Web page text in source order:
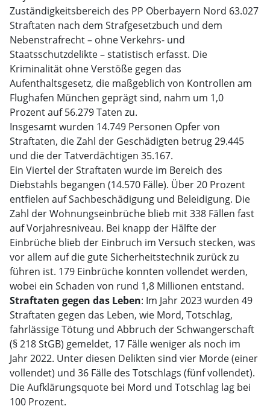
Zuständigkeitsbereich des PP Oberbayern Nord 63.027
Straftaten nach dem Strafgesetzbuch und dem
Nebenstrafrecht – ohne Verkehrs- und
Staatsschutzdelikte – statistisch erfasst. Die
Kriminalität ohne Verstöße gegen das
Aufenthaltsgesetz, die maßgeblich von Kontrollen am
Flughafen München geprägt sind, nahm um 1,0
Prozent auf 56.279 Taten zu.
Insgesamt wurden 14.749 Personen Opfer von
Straftaten, die Zahl der Geschädigten betrug 29.445
und die der Tatverdächtigen 35.167.
Ein Viertel der Straftaten wurde im Bereich des
Diebstahls begangen (14.570 Fälle). Über 20 Prozent
entfielen auf Sachbeschädigung und Beleidigung. Die
Zahl der Wohnungseinbrüche blieb mit 338 Fällen fast
auf Vorjahresniveau. Bei knapp der Hälfte der
Einbrüche blieb der Einbruch im Versuch stecken, was
vor allem auf die gute Sicherheitstechnik zurück zu
führen ist. 179 Einbrüche konnten vollendet werden,
wobei ein Schaden von rund 1,8 Millionen entstand.
Straftaten gegen das Leben: Im Jahr 2023 wurden 49
Straftaten gegen das Leben, wie Mord, Totschlag,
fahrlässige Tötung und Abbruch der Schwangerschaft
(§ 218 StGB) gemeldet, 17 Fälle weniger als noch im
Jahr 2022. Unter diesen Delikten sind vier Morde (einer
vollendet) und 36 Fälle des Totschlags (fünf vollendet).
Die Aufklärungsquote bei Mord und Totschlag lag bei
100 Prozent.